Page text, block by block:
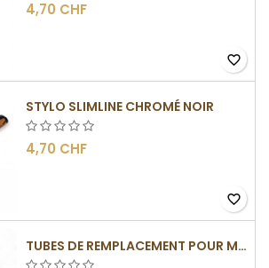
4,70 CHF
favorite_border
STYLO SLIMLINE CHROMÉ NOIR
4,70 CHF
favorite_border
TUBES DE REMPLACEMENT POUR MÉCANISMES SLIMLINE